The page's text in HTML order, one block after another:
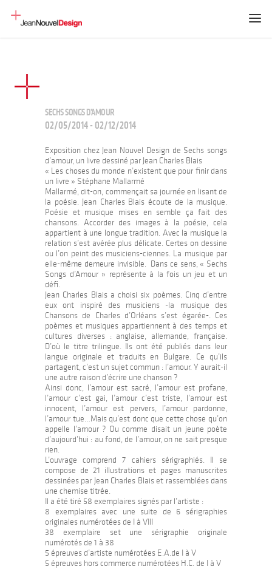
SECHS SONGS D’AMOUR
02/05/2014 - 02/12/2014
Exposition chez Jean Nouvel Design de Sechs songs
d’amour, un livre dessiné par Jean Charles Blais
« Les choses du monde n’existent que pour finir dans
un livre » Stéphane Mallarmé
Mallarmé, dit-on, commençait sa journée en lisant de
la poésie. Jean Charles Blais écoute de la musique.
Poésie et musique mises en semble ça fait des
chansons. Accorder des images à la poésie, cela
appartient à une longue tradition. Avec la musique la
relation s’est avérée plus délicate. Certes on dessine
ou l’on peint des musiciens-ciennes. La musique par
elle-même demeure invisible. Dans ce sens, « Sechs
Songs d’Amour » représente à la fois un jeu et un
défi.
Jean Charles Blais a choisi six poèmes. Cinq d’entre
eux ont inspiré des musiciens -la musique des
Chansons de Charles d’Orléans s’est égarée-. Ces
poèmes et musiques appartiennent à des temps et
cultures diverses : anglaise, allemande, française.
D’où le titre trilingue. Ils ont été publiés dans leur
langue originale et traduits en Bulgare. Ce qu’ils
partagent, c’est un sujet commun : l’amour. Y aurait-il
une autre raison d’écrire une chanson ?
Ainsi donc, l’amour est sacré, l’amour est profane,
l’amour c’est gai, l’amour c’est triste, l’amour est
innocent, l’amour est pervers, l’amour pardonne,
l’amour tue…Mais qu’est donc que cette chose qu’on
appelle l’amour ? Ou comme disait un jeune poète
d’aujourd’hui : au fond, de l’amour, on ne sait presque
rien.
L’ouvrage comprend 7 cahiers sérigraphiés. Il se
compose de 21 illustrations et pages manuscrites
dessinées par Jean Charles Blais et rassemblées dans
une chemise titrée.
Il a été tiré 58 exemplaires signés par l’artiste :
8 exemplaires avec une suite de 6 sérigraphies
originales numérotées de I à VIII
38 exemplaire set une sérigraphie originale
numérotés de 1 à 38
5 épreuves d’artiste numérotées E.A.de I à V
5 épreuves hors commerce numérotées H.C. de I à V